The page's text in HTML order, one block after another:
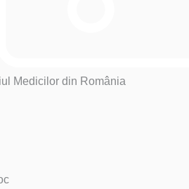
Medicilor din România